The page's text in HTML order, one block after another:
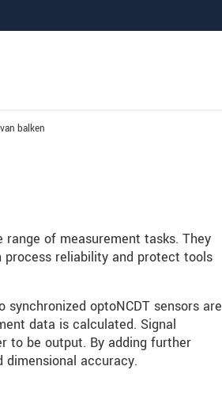
balken
range of measurement tasks. They
process reliability and protect tools
optoNCDT sensors are
data is calculated. Signal
to be output. By adding further
dimensional accuracy.